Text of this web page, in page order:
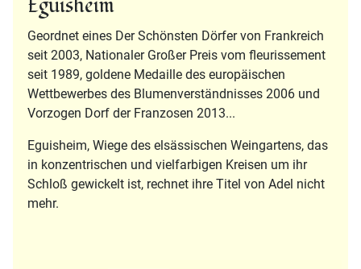
Geordnet eines Der Schönsten Dörfer von Frankreich
seit 2003, Nationaler Großer Preis vom fleurissement
seit 1989, goldene Medaille des europäischen
Wettbewerbes des Blumenverständnisses 2006 und
Vorzogen Dorf der Franzosen 2013...
Eguisheim, Wiege des elsässischen Weingartens, das
in konzentrischen und vielfarbigen Kreisen um ihr
Schloß gewickelt ist, rechnet ihre Titel von Adel nicht
mehr.